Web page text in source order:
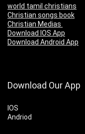
world tamil christians
Christian songs book
Christian Medias
Download IOS App
Download Android App
Download Our App
IOS
Andriod